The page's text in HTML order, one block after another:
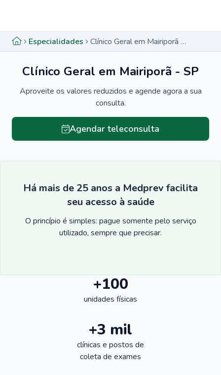
Especialidades Clínico Geral em Mairiporã - SP
Clínico Geral em Mairiporã - SP
Aproveite os valores reduzidos e agende agora a sua
consulta.
Agendar teleconsulta
Há mais de 25 anos a Medprev facilita
seu acesso à saúde
O princípio é simples: pague somente pelo serviço
utilizado, sempre que precisar.
+100
unidades físicas
+3 mil
clínicas e postos de
coleta de exames